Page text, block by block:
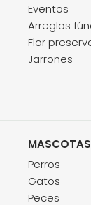
Eventos
Arreglos
Flor
Jarrones
MASCOTAS
Perros
Gatos
Peces